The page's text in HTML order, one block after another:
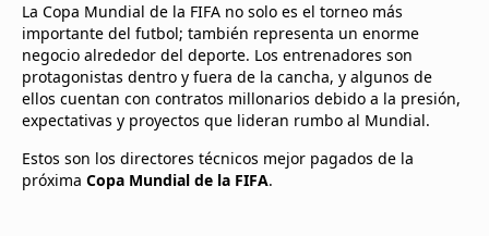
Edition
United States
beIN XTRA
Administrar
notificaciones
La Copa Mundial de la FIFA no solo es el torneo más
importante del futbol; también representa un enorme
negocio alrededor del deporte. Los entrenadores son
protagonistas dentro y fuera de la cancha, y algunos de
ellos cuentan con contratos millonarios debido a la presión,
expectativas y proyectos que lideran rumbo al Mundial.
Estos son los directores técnicos mejor pagados de la
próxima Copa Mundial de la FIFA.